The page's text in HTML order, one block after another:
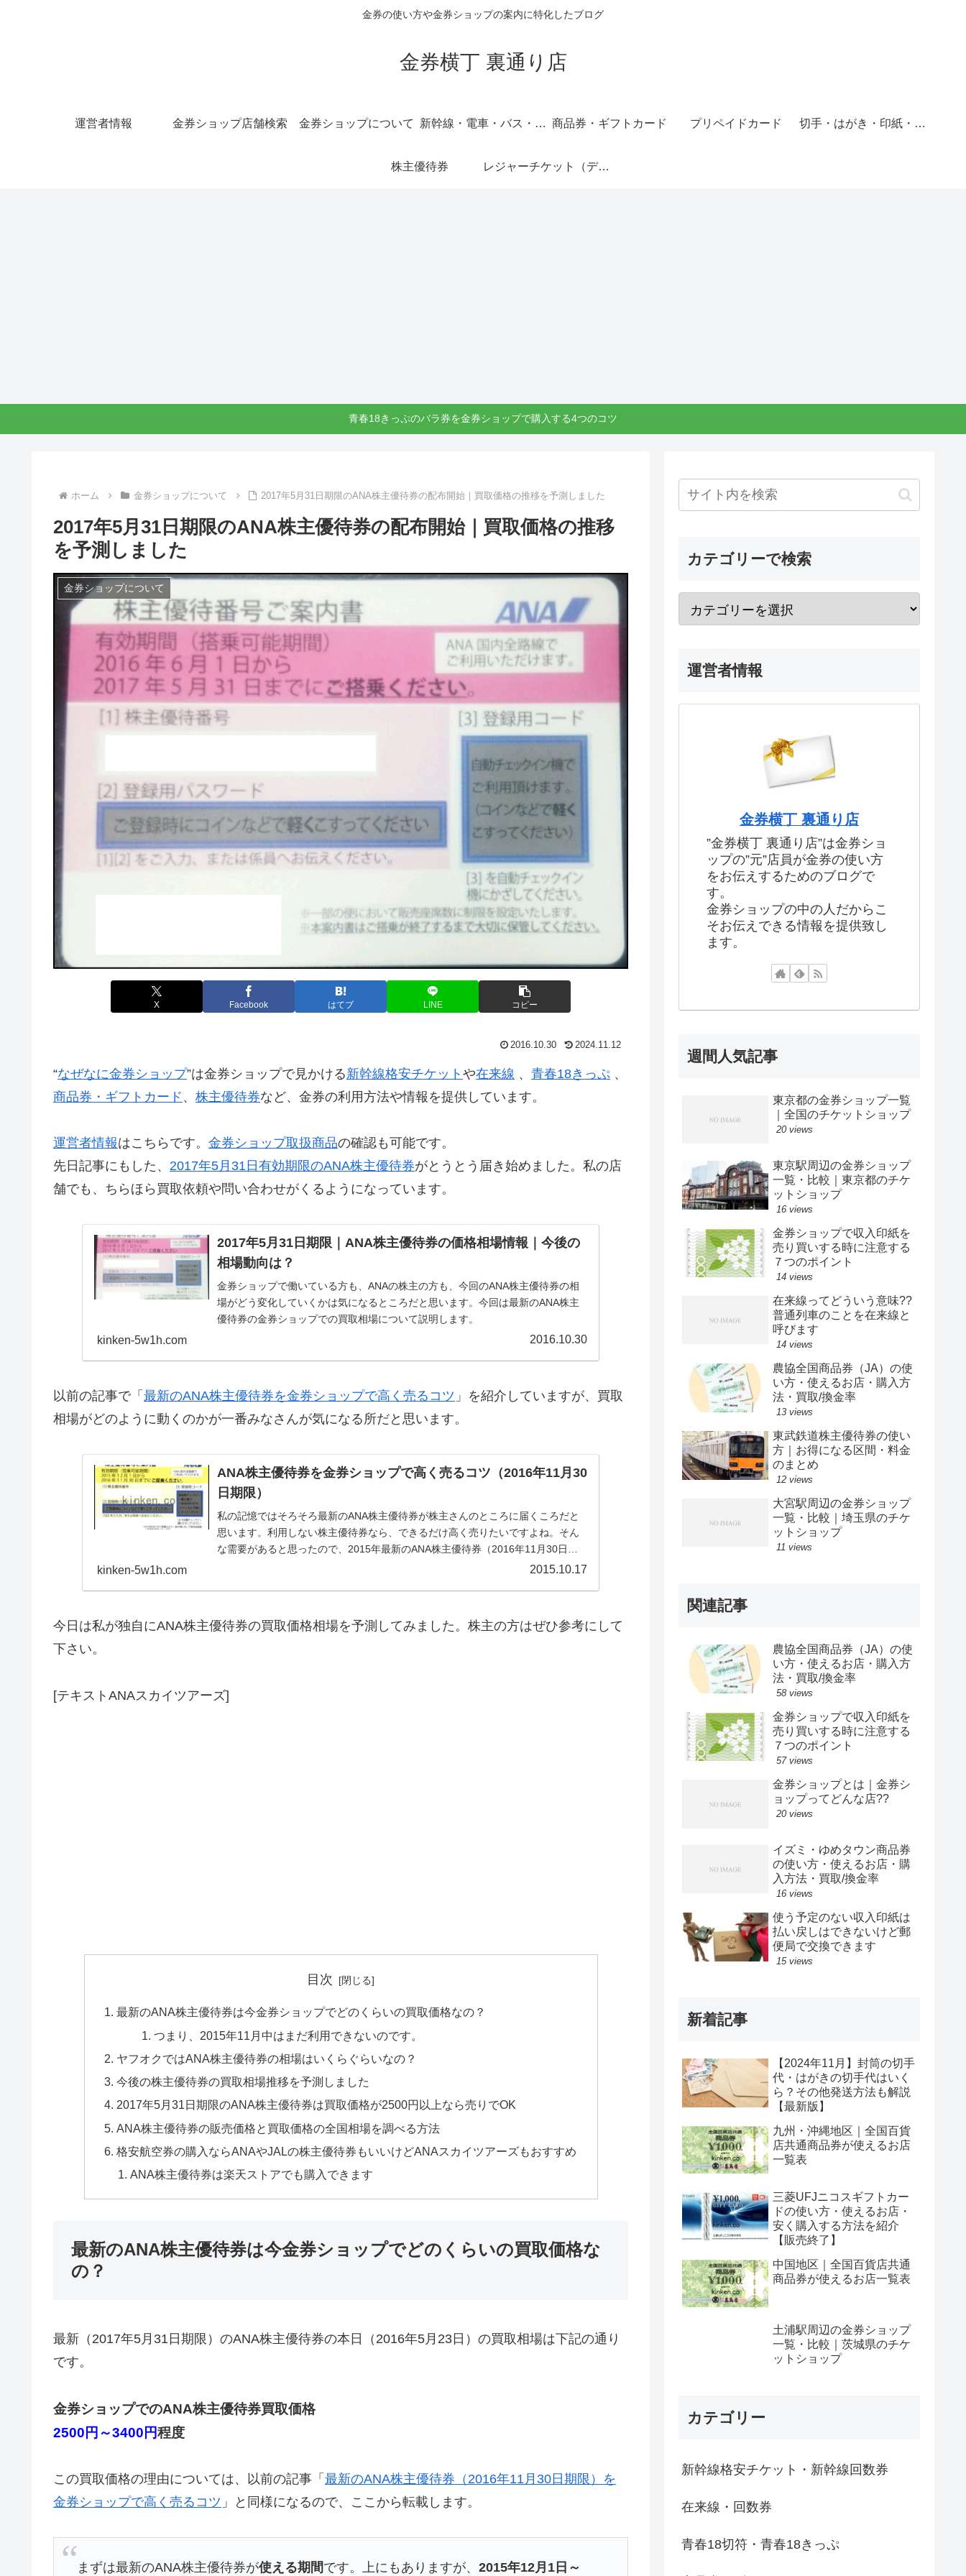
金券の使い方や金券ショップの案内に特化したブログ
金券横丁 裏通り店
運営者情報 金券ショップ店舗検索 金券ショップについて 新幹線・電車・バス・飛行機 商品券・ギフトカード プリペイドカード 切手・はがき・印紙・レターパック
株主優待券 レジャーチケット（ディズニー・USJ他）
青春18きっぷのバラ券を金券ショップで購入する4つのコツ
ホーム 金券ショップについて 2017年5月31日期限のANA株主優待券の配布開始｜買取価格の推移を予測しました
2017年5月31日期限のANA株主優待券の配布開始｜買取価格の推移
を予測しました
金券ショップについて
X Facebook はてブ LINE コピー
2016.10.30 2024.11.12
“なぜなに金券ショップ”は金券ショップで見かける新幹線格安チケット や在来線 、 青春18きっぷ 、
商品券・ギフトカード 、 株主優待券など、金券の利用方法や情報を提供しています。
運営者情報はこちらです。 金券ショップ取扱商品の確認も可能です。
先日記事にもした、 2017年5月31日有効期限のANA株主優待券がとうとう届き始めました。私の店
舗でも、ちらほら買取依頼や問い合わせがくるようになっています。
2017年5月31日期限｜ANA株主優待券の価格相場情報｜今後の
相場動向は？
金券ショップで働いている方も、ANAの株主の方も、今回のANA株主優待券の相
場がどう変化していくかは気になるところだと思います。今回は最新のANA株主
優待券の金券ショップでの買取相場について説明します。
kinken-5w1h.com 2016.10.30
以前の記事で「 最新のANA株主優待券を金券ショップで高く売るコツ 」を紹介していますが、買取
相場がどのように動くのかが一番みなさんが気になる所だと思います。
ANA株主優待券を金券ショップで高く売るコツ（2016年11月30
日期限）
私の記憶ではそろそろ最新のANA株主優待券が株主さんのところに届くころだと
思います。利用しない株主優待券なら、できるだけ高く売りたいですよね。そん
な需要があると思ったので、2015年最新のANA株主優待券（2016年11月30日期
kinken-5w1h.com 2015.10.17
今日は私が独自にANA株主優待券の買取価格相場を予測してみました。株主の方はぜひ参考にして
下さい。
[テキストANAスカイツアーズ]
目次
最新のANA株主優待券は今金券ショップでどのくらいの買取価格なの？
つまり、2015年11月中はまだ利用できないのです。
ヤフオクではANA株主優待券の相場はいくらぐらいなの？
今後の株主優待券の買取相場推移を予測しました
2017年5月31日期限のANA株主優待券は買取価格が2500円以上なら売りでOK
ANA株主優待券の販売価格と買取価格の全国相場を調べる方法
格安航空券の購入ならANAやJALの株主優待券もいいけどANAスカイツアーズもおすすめ
ANA株主優待券は楽天ストアでも購入できます
最新のANA株主優待券は今金券ショップでどのくらいの買取価格な
の？
最新（2017年5月31日期限）のANA株主優待券の本日（2016年5月23日）の買取相場は下記の通り
です。
金券ショップでのANA株主優待券買取価格
2500円～3400円程度
この買取価格の理由については、以前の記事「 最新のANA株主優待券（2016年11月30日期限）を
金券ショップで高く売るコツ 」と同様になるので、ここから転載します。
まずは最新のANA株主優待券が使える期間です。上にもありますが、2015年12月1日 ～
カテゴリーで検索
運営者情報
金券横丁 裏通り店
”金券横丁 裏通り店”は金券ショ
ップの”元”店員が金券の使い方
をお伝えするためのブログで
す。
金券ショップの中の人だからこ
そお伝えできる情報を提供致し
ます。
週間人気記事
東京都の金券ショップ一覧
｜全国のチケットショップ
20 views
東京駅周辺の金券ショップ
一覧・比較｜東京都のチケ
ットショップ
16 views
金券ショップで収入印紙を
売り買いする時に注意する
７つのポイント
14 views
在来線ってどういう意味??
普通列車のことを在来線と
呼びます
14 views
農協全国商品券（JA）の使
い方・使えるお店・購入方
法・買取/換金率
13 views
東武鉄道株主優待券の使い
方｜お得になる区間・料金
のまとめ
12 views
大宮駅周辺の金券ショップ
一覧・比較｜埼玉県のチケ
ットショップ
11 views
関連記事
農協全国商品券（JA）の使
い方・使えるお店・購入方
法・買取/換金率
58 views
金券ショップで収入印紙を
売り買いする時に注意する
７つのポイント
57 views
金券ショップとは｜金券シ
ョップってどんな店??
20 views
イズミ・ゆめタウン商品券
の使い方・使えるお店・購
入方法・買取/換金率
16 views
使う予定のない収入印紙は
払い戻しはできないけど郵
便局で交換できます
15 views
新着記事
【2024年11月】封筒の切手
代・はがきの切手代はいく
ら？その他発送方法も解説
【最新版】
九州・沖縄地区｜全国百貨
店共通商品券が使えるお店
一覧表
三菱UFJニコスギフトカー
ドの使い方・使えるお店・
安く購入する方法を紹介
【販売終了】
中国地区｜全国百貨店共通
商品券が使えるお店一覧表
土浦駅周辺の金券ショップ
一覧・比較｜茨城県のチケ
ットショップ
カテゴリー
新幹線格安チケット・新幹線回数券
在来線・回数券
青春18切符・青春18きっぷ